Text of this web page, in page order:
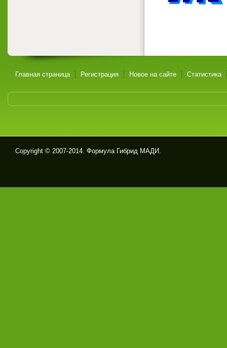
Главная страница Регистрация Новое на сайте Статистика
Copyright © 2007-2014. Формула Гибрид МАДИ.